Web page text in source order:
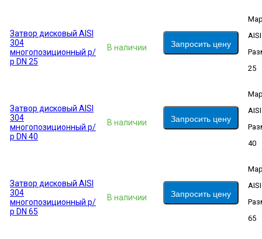
Затвор дисковый AISI
304
многопозиционный р/
р DN 25
В наличии Запросить цену
25
Затвор дисковый AISI
304
многопозиционный р/
р DN 40
В наличии Запросить цену
40
Затвор дисковый AISI
304
многопозиционный р/
р DN 65
В наличии Запросить цену
65